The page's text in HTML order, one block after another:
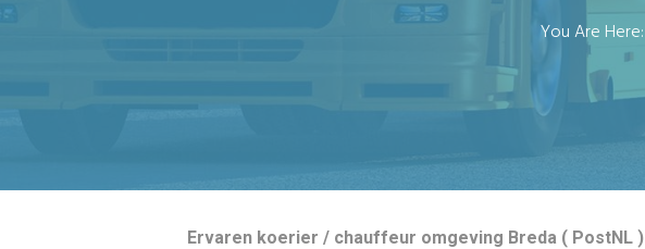
You Are Here:
Ervaren koerier / chauffeur omgeving Breda ( PostNL )